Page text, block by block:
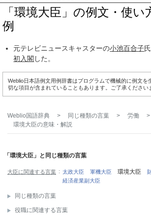
「環境大臣」の例文・使い
例
元テレビニュースキャスターの小池百合子
初入閣 した。
Weblio日本語例文用例辞書はプログラムで機械的に例文を
切な項目が含まれていることもあります。ご了承ください
Weblio国語辞典 > 同じ種類の言葉 > 労働 >
環境大臣の意味・解説
「環境大臣」と同じ種類の言葉
大臣に関連する言葉 太政大臣 軍機大臣 環境大臣
経済産業副大臣
同じ種類の言葉
役職に関連する言葉